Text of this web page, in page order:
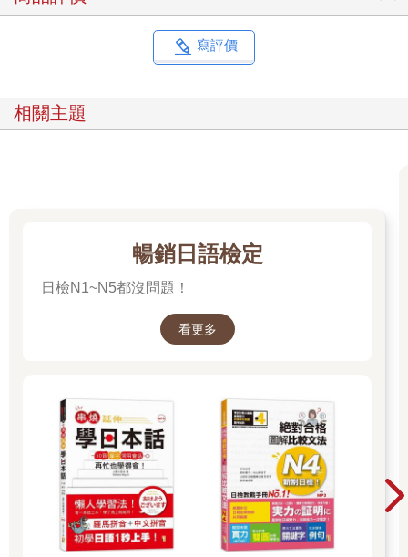
寫評價
相關主題
暢銷日語檢定
日檢N1~N5都沒問題！
看更多